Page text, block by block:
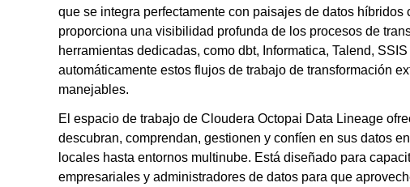
que se integra perfectamente con paisajes de datos
proporciona una visibilidad profunda de los procesos de
herramientas dedicadas, como dbt, Informatica, Talend,
automáticamente estos flujos de trabajo de transformación
manejables.
El espacio de trabajo de Cloudera Octopai Data Lineage
descubran, comprendan, gestionen y confíen en sus datos
locales hasta entornos multinube. Está diseñado para
empresariales y administradores de datos para que